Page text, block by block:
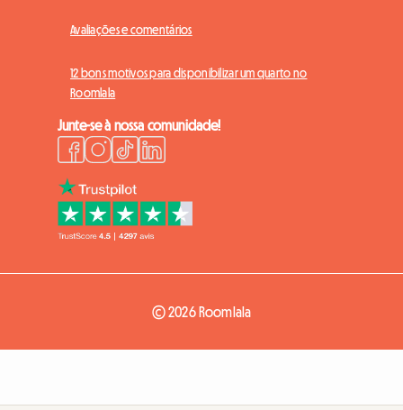
Avaliações e comentários
12 bons motivos para disponibilizar um quarto no
Roomlala
Junte-se à nossa comunidade!
© 2026 Roomlala